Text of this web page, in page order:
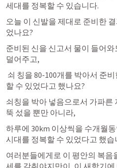
세대를 정복할 수 있습니다.
오늘 이 신발을 제대로 준비한
었나요?
준비된 신을 신고서 물이 들어
덜어주고,
할 수 있었다고 했나요?
쇠칭을 박아 넣음으로서 가파른
뚝 섰을 뿐만 아니라,
하루에 30km 이상씩을 수개월
시대를 정복할 수 있었다고 했습
여러분들에게로 이 평안의 복음
세를 갖춰야지만이, 이 새학기